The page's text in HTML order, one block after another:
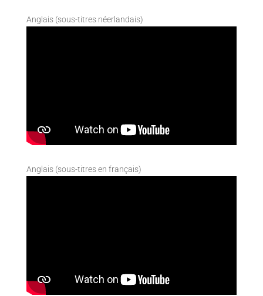
Anglais (sous-titres néerlandais)
Anglais (sous-titres en français)